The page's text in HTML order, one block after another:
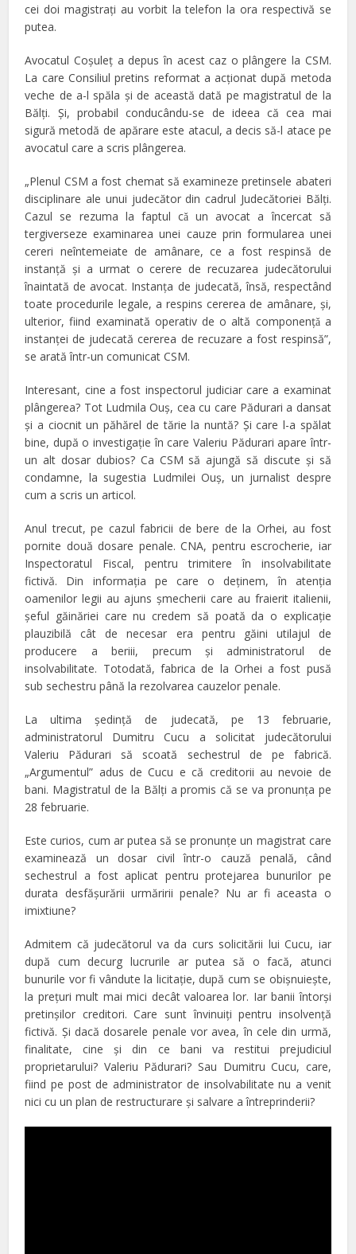
cei doi magistraţi au vorbit la telefon la ora respectivă se
putea.
Avocatul Coşuleţ a depus în acest caz o plângere la CSM.
La care Consiliul pretins reformat a acţionat după metoda
veche de a-l spăla şi de această dată pe magistratul de la
Bălţi. Şi, probabil conducându-se de ideea că cea mai
sigură metodă de apărare este atacul, a decis să-l atace pe
avocatul care a scris plângerea.
„Plenul CSM a fost chemat să examineze pretinsele abateri
disciplinare ale unui judecător din cadrul Judecătoriei Bălți.
Cazul se rezuma la faptul cǎ un avocat a încercat să
tergiverseze examinarea unei cauze prin formularea unei
cereri neîntemeiate de amânare, ce a fost respinsă de
instanță și a urmat o cerere de recuzarea judecătorului
înaintată de avocat. Instanța de judecată, însă, respectând
toate procedurile legale, a respins cererea de amânare, și,
ulterior, fiind examinată operativ de o altă componențǎ a
instanței de judecată cererea de recuzare a fost respinsă”,
se arată într-un comunicat CSM.
Interesant, cine a fost inspectorul judiciar care a examinat
plângerea? Tot Ludmila Ouş, cea cu care Pădurari a dansat
şi a ciocnit un păhărel de tărie la nuntă? Şi care l-a spălat
bine, după o investigaţie în care Valeriu Pădurari apare într-
un alt dosar dubios? Ca CSM să ajungă să discute şi să
condamne, la sugestia Ludmilei Ouş, un jurnalist despre
cum a scris un articol.
Anul trecut, pe cazul fabricii de bere de la Orhei, au fost
pornite două dosare penale. CNA, pentru escrocherie, iar
Inspectoratul Fiscal, pentru trimitere în insolvabilitate
fictivă. Din informaţia pe care o deţinem, în atenţia
oamenilor legii au ajuns şmecherii care au fraierit italienii,
şeful găinăriei care nu credem să poată da o explicaţie
plauzibilă cât de necesar era pentru găini utilajul de
producere a beriii, precum şi administratorul de
insolvabilitate. Totodată, fabrica de la Orhei a fost pusă
sub sechestru până la rezolvarea cauzelor penale.
La ultima şedinţă de judecată, pe 13 februarie,
administratorul Dumitru Cucu a solicitat judecătorului
Valeriu Pădurari să scoată sechestrul de pe fabrică.
„Argumentul” adus de Cucu e că creditorii au nevoie de
bani. Magistratul de la Bălţi a promis că se va pronunţa pe
28 februarie.
Este curios, cum ar putea să se pronunţe un magistrat care
examinează un dosar civil într-o cauză penală, când
sechestrul a fost aplicat pentru protejarea bunurilor pe
durata desfăşurării urmăririi penale? Nu ar fi aceasta o
imixtiune?
Admitem că judecătorul va da curs solicitării lui Cucu, iar
după cum decurg lucrurile ar putea să o facă, atunci
bunurile vor fi vândute la licitaţie, după cum se obişnuieşte,
la preţuri mult mai mici decât valoarea lor. Iar banii întorşi
pretinşilor creditori. Care sunt învinuiţi pentru insolvenţă
fictivă. Şi dacă dosarele penale vor avea, în cele din urmă,
finalitate, cine şi din ce bani va restitui prejudiciul
proprietarului? Valeriu Pădurari? Sau Dumitru Cucu, care,
fiind pe post de administrator de insolvabilitate nu a venit
nici cu un plan de restructurare şi salvare a întreprinderii?